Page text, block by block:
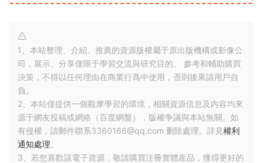
1、本站整理、介紹、推薦的資源版權屬于原出版機構或影像公
司，展示、分享僅限于學習交流與研究目的、 參考和輔助購買
決策，不得以任何理由在商業行爲中使用，否則後果請用戶自
負。
2、本站僅提供一個觀摩學習的環境，相關資源信息及内容均來
源于網友投稿或網絡（百度網盤），版權争議與本站無關。如
有侵權，請郵件聯系3360166@qq.com 删除處理。詳見權利
通知處理。
3、若您喜歡該電子資源，敬請購買注冊實體産品，獲得更好的